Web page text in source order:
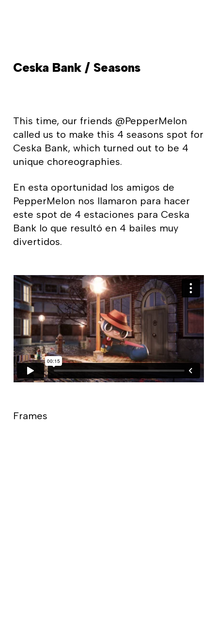
Ceska Bank / Seasons
This time, our friends @PepperMelon
called us to make this 4 seasons spot for
Ceska Bank, which turned out to be 4
unique choreographies.
En esta oportunidad los amigos de
PepperMelon nos llamaron para hacer
este spot de 4 estaciones para Ceska
Bank lo que resultó en 4 bailes muy
divertidos.
Frames